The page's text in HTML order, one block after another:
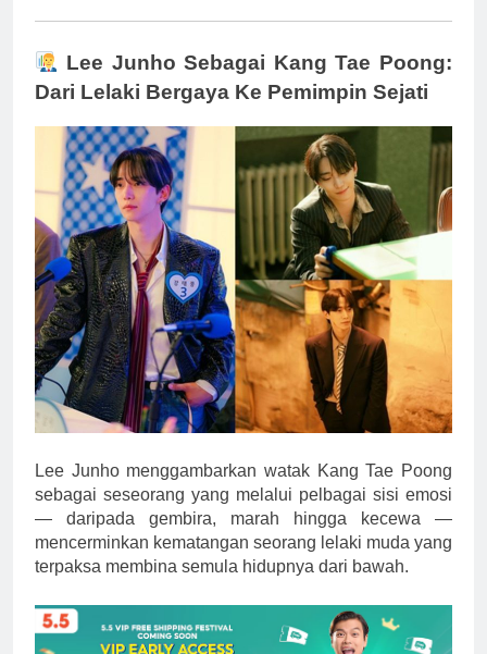
Lee Junho Sebagai Kang Tae Poong:
Dari Lelaki Bergaya Ke Pemimpin Sejati
Lee Junho menggambarkan watak Kang Tae Poong
sebagai seseorang yang melalui pelbagai sisi emosi
— daripada gembira, marah hingga kecewa —
mencerminkan kematangan seorang lelaki muda yang
terpaksa membina semula hidupnya dari bawah.